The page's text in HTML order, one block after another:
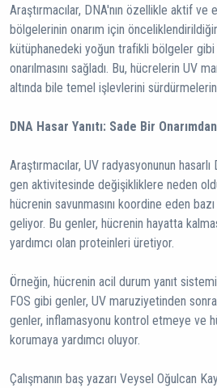
Araştırmacılar, DNA'nın özellikle aktif
bölgelerinin onarım için
kütüphanedeki yoğun trafikli bölgeler
onarılmasını sağladı. Bu, hücrelerin UV
altında bile temel işlevlerini
DNA Hasar Yanıtı: Sade Bir
Araştırmacılar, UV radyasyonunun hasarlı
gen aktivitesinde değişikliklere neden
hücrenin savunmasını koordine eden
geliyor. Bu genler, hücrenin hayatta
yardımcı olan proteinleri üretiyor.
Örneğin, hücrenin acil durum yanıt
FOS gibi genler, UV maruziyetinden
genler, inflamasyonu kontrol etmeye ve
korumaya yardımcı oluyor.
Çalışmanın baş yazarı Veysel Oğulcan